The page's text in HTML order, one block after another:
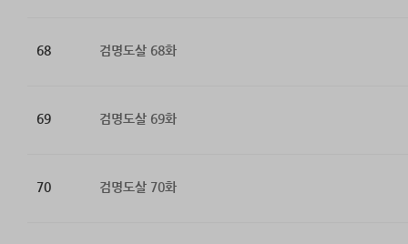
68 검명도살 68화
69 검명도살 69화
70 검명도살 70화